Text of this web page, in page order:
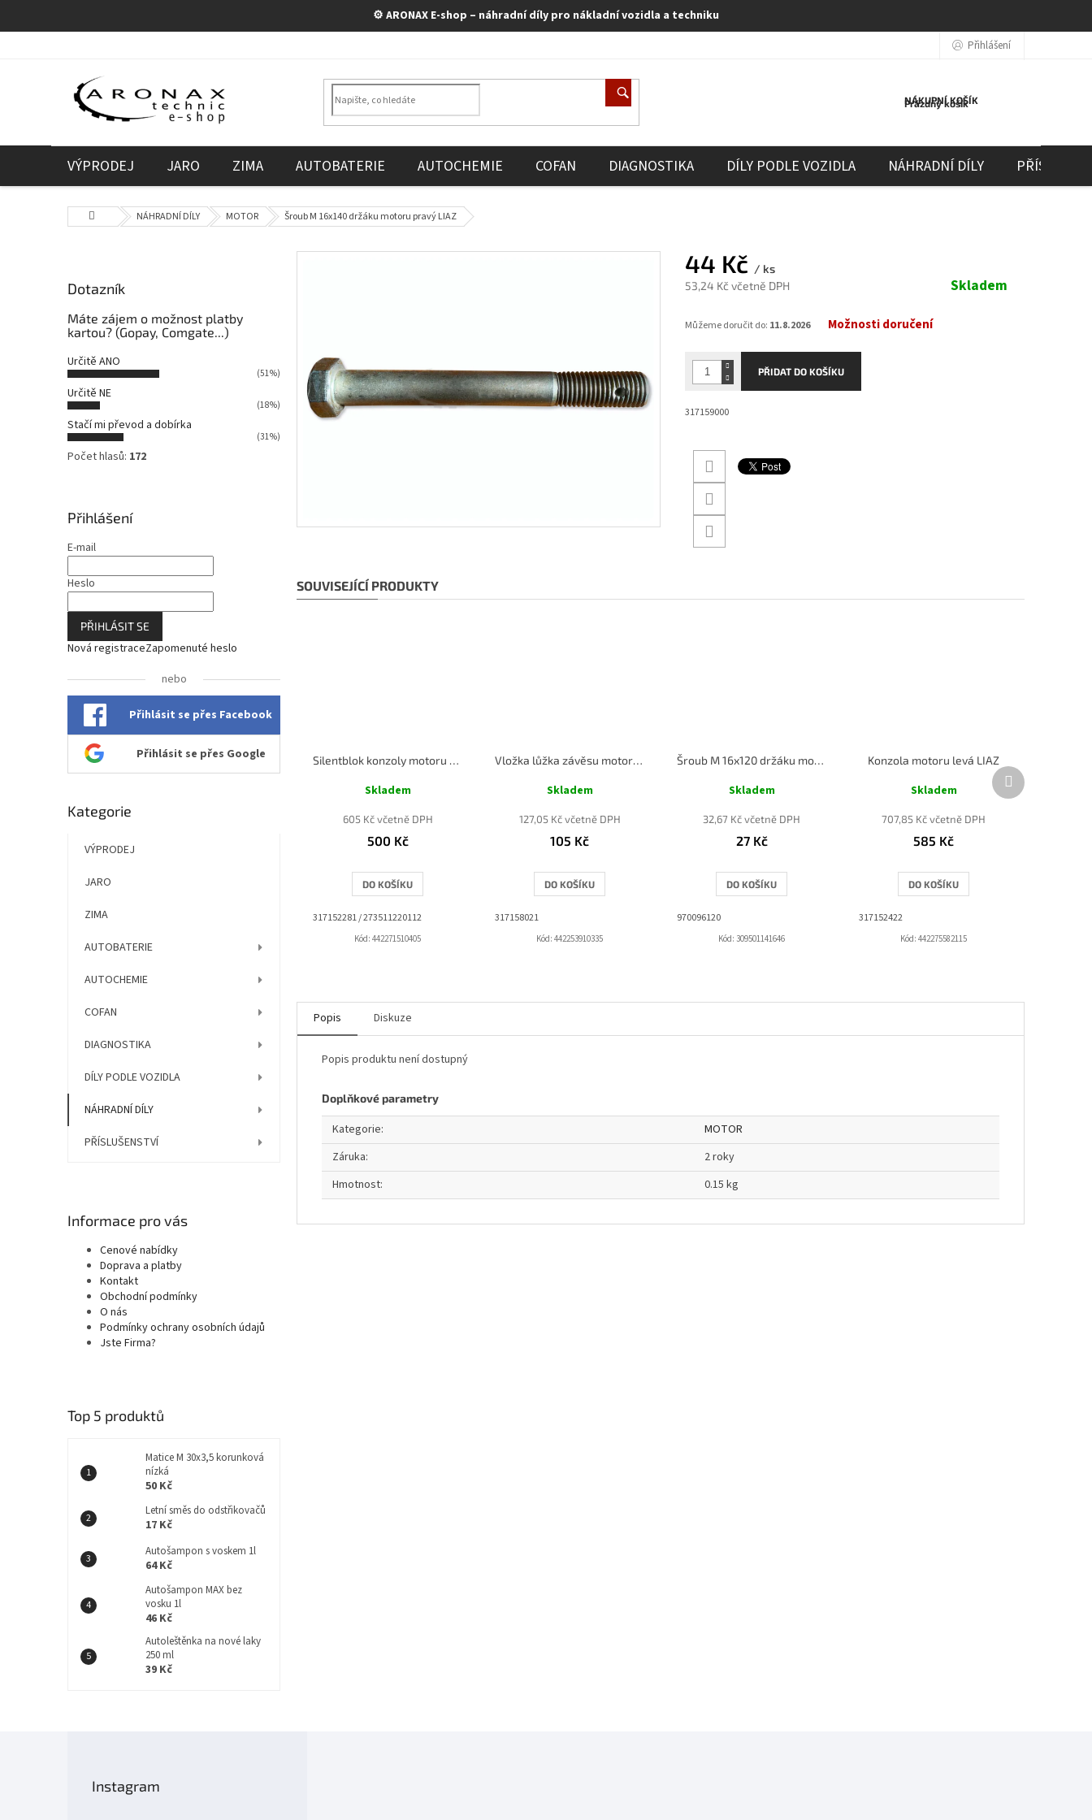
⚙️ ARONAX E-shop – náhradní díly pro nákladní vozidla a techniku
Přihlášení
NÁKUPNÍ KOŠÍK
Prázdný košík
VÝPRODEJ JARO ZIMA AUTOBATERIE AUTOCHEMIE COFAN DIAGNOSTIKA DÍLY PODLE VOZIDLA NÁHRADNÍ DÍLY
Domů NÁHRADNÍ DÍLY MOTOR Šroub M 16x140 držáku motoru pravý LIAZ
s
t
r
n
n
í
p
a
n
Dotazník
Máte zájem o možnost platby
kartou? (Gopay, Comgate...)
Určitě ANO
(51%)
Určitě NE
(18%)
Stačí mi převod a dobírka
(31%)
Počet hlasů: 172
Přihlášení
E-mail
Heslo
PŘIHLÁSIT SE
Nová registraceZapomenuté heslo
nebo
Přihlásit se přes Facebook
Přihlásit se přes Google
Přeskočit
Kategorie
VÝPRODEJ
JARO
ZIMA
AUTOBATERIE
AUTOCHEMIE
COFAN
DIAGNOSTIKA
DÍLY PODLE VOZIDLA
NÁHRADNÍ DÍLY
PŘÍSLUŠENSTVÍ
Informace pro vás
Cenové nabídky
Doprava a platby
Kontakt
Obchodní podmínky
O nás
Podmínky ochrany osobních údajů
Jste Firma?
Top 5 produktů
Matice M 30x3,5 korunková
nízká
50 Kč
Letní směs do odstřikovačů
17 Kč
Autošampon s voskem 1l
64 Kč
Autošampon MAX bez
vosku 1l
46 Kč
Autoleštěnka na nové laky
250 ml
39 Kč
44 Kč / ks
53,24 Kč včetně DPH
cena:
Skladem
Můžeme doručit do: 11.8.2026 Možnosti doručení
PŘIDAT DO KOŠÍKU
317159000
SOUVISEJÍCÍ PRODUKTY
Silentblok konzoly motoru LIAZ
Skladem
605 Kč včetně DPH
500 Kč
DO KOŠÍKU
317152281 / 273511220112
Kód: 442271510405
Vložka lůžka závěsu motoru LIAZ
Skladem
127,05 Kč včetně DPH
105 Kč
DO KOŠÍKU
317158021
Kód: 442253910335
Šroub M 16x120 držáku motoru levý LIAZ
Skladem
32,67 Kč včetně DPH
27 Kč
DO KOŠÍKU
970096120
Kód: 309501141646
Konzola motoru levá LIAZ
Skladem
707,85 Kč včetně DPH
585 Kč
DO KOŠÍKU
317152422
Kód: 442275582115
Další
produkt
Popis Diskuze
Popis produktu není dostupný
Doplňkové parametry
Kategorie:
MOTOR
Záruka:
2 roky
Hmotnost: 0.15 kg
Instagram